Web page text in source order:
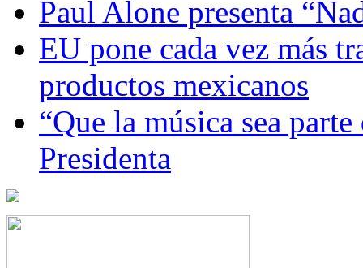
Paul Alone presenta
EU pone cada vez más
productos mexicanos
“Que la música sea
Presidenta